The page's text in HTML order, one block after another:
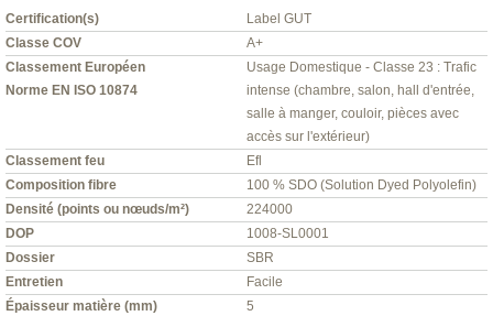
Certification(s)
Label GUT
Classe COV
A+
Classement Européen
Norme EN ISO 10874
Usage Domestique - Classe 23 : Trafic
intense (chambre, salon, hall d'entrée,
salle à manger, couloir, pièces avec
accès sur l'extérieur)
Classement feu
Efl
Composition fibre
100 % SDO (Solution Dyed Polyolefin)
Densité (points ou nœuds/m²)
224000
DOP
1008-SL0001
Dossier
SBR
Entretien
Facile
Épaisseur matière (mm)
5